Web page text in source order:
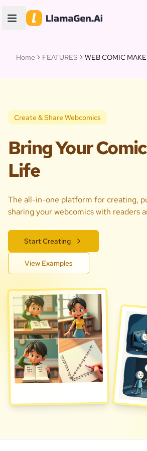
Home FEATURES WEB COMIC
Create & Share Webcomics
Bring Your
Life
The all-in-one platform for creating,
sharing your webcomics with readers
Start Creating
View Examples